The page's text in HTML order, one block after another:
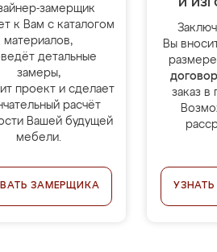
замерщик
к Вам с каталогом
материалов,
детальные
замеры,
проект и сделает
расчёт
Вашей будущей
мебели.
ЗАМЕРЩИКА
Вы
размере
заказ в